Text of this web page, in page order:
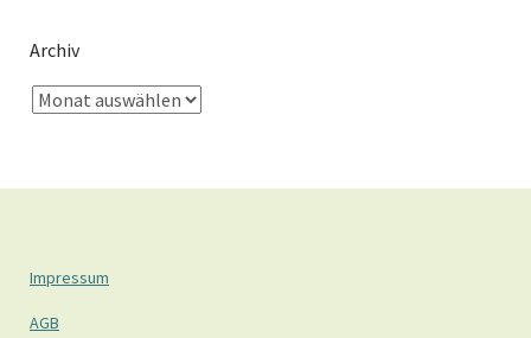
Archiv
Impressum
AGB